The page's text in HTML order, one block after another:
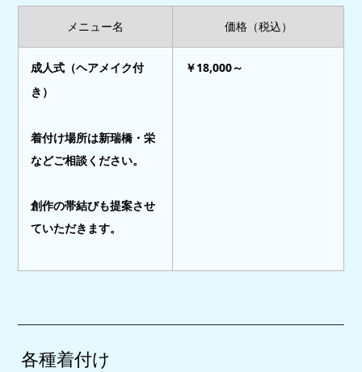
メニュー名 価格（税込）
成人式（ヘアメイク付
き）
着付け場所は新瑞橋・栄
などご相談ください。
創作の帯結びも提案させ
ていただきます。
￥18,000～
各種着付け